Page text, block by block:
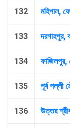
132 মহিপাল,
133 দরগাহপুর,
134 ফাজিলপুর,
135 পূর্ব পল্লী
136 উত্তর